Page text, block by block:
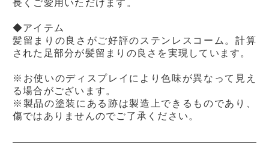
長くご愛用いただけます。
◆アイテム
髪留まりの良さがご好評のステンレスコーム。計算
された足部分が髪留まりの良さを実現しています。
※お使いのディスプレイにより色味が異なって見え
る場合がございます。
※製品の塗装にある跡は製造上できるものであり、
傷ではありませんのでご了承ください。